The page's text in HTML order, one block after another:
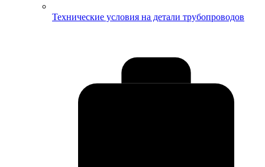
Технические условия на детали трубопроводов